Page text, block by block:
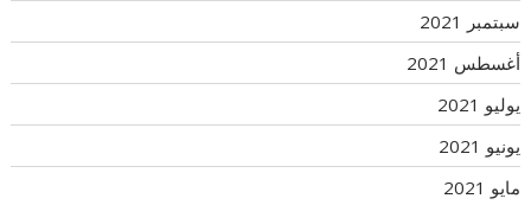
سبتمبر 2021
أغسطس 2021
يوليو 2021
يونيو 2021
مايو 2021